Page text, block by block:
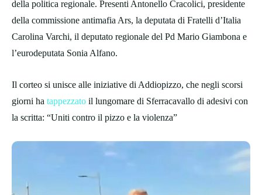
della politica regionale. Presenti Antonello Cracolici, presidente
della commissione antimafia Ars, la deputata di Fratelli d’Italia
Carolina Varchi, il deputato regionale del Pd Mario Giambona e
l’eurodeputata Sonia Alfano.
Il corteo si unisce alle iniziative di Addiopizzo, che negli scorsi
giorni ha tappezzato il lungomare di Sferracavallo di adesivi con
la scritta: “Uniti contro il pizzo e la violenza”